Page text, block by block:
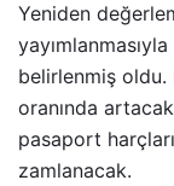
Yeniden
belirlenmiş oldu.
oranında
pasaport
zamlanacak.